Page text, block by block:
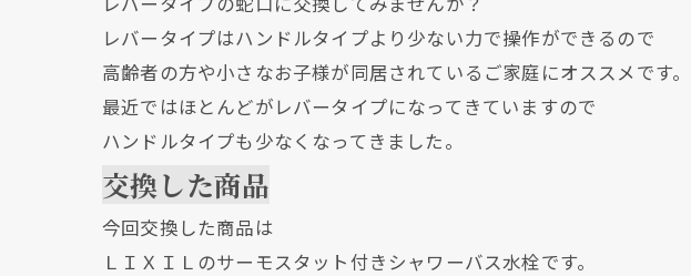
レバータイプはハンドルタイプより少ない力で操作ができるので
高齢者の方や小さなお子様が同居されているご家庭にオススメです。
最近ではほとんどがレバータイプになってきていますので
ハンドルタイプも少なくなってきました。
交換した商品
今回交換した商品は
ＬＩＸＩＬのサーモスタット付きシャワーバス水栓です。